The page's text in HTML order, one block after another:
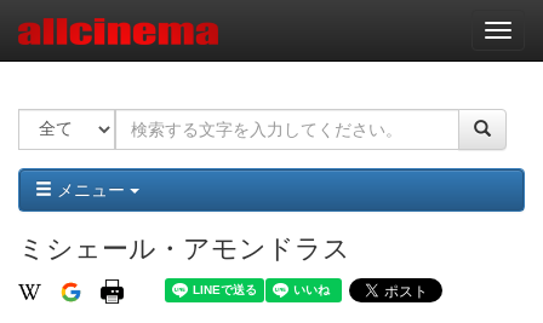
ナ
ビ
ー
ョ
ン
メニュー
ミシェール・アモンドラス